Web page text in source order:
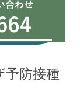
防接種